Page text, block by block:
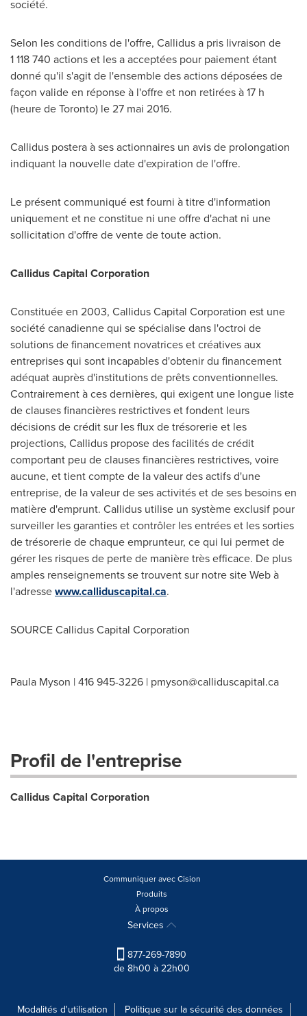
société.
Selon les conditions de l'offre, Callidus a pris livraison de
1 118 740 actions et les a acceptées pour paiement étant
donné qu'il s'agit de l'ensemble des actions déposées de
façon valide en réponse à l'offre et non retirées à 17 h
(heure deToronto) le 27 mai 2016.
Callidus postera à ses actionnaires un avis de prolongation
indiquant la nouvelle date d'expiration de l'offre.
Le présent communiqué est fourni à titre d'information
uniquement et ne constitue ni une offre d'achat ni une
sollicitation d'offre de vente de toute action.
Callidus Capital Corporation
Constituée en 2003, Callidus Capital Corporation est une
société canadienne qui se spécialise dans l'octroi de
solutions de financement novatrices et créatives aux
entreprises qui sont incapables d'obtenir du financement
adéquat auprès d'institutions de prêts conventionnelles.
Contrairement à ces dernières, qui exigent une longue liste
de clauses financières restrictives et fondent leurs
décisions de crédit sur les flux de trésorerie et les
projections, Callidus propose des facilités de crédit
comportant peu de clauses financières restrictives, voire
aucune, et tient compte de la valeur des actifs d'une
entreprise, de la valeur de ses activités et de ses besoins en
matière d'emprunt. Callidus utilise un système exclusif pour
surveiller les garanties et contrôler les entrées et les sorties
de trésorerie de chaque emprunteur, ce qui lui permet de
gérer les risques de perte de manière très efficace. De plus
amples renseignements se trouvent sur notre site Web à
l'adressewww.calliduscapital.ca.
SOURCE Callidus Capital Corporation
Paula Myson | 416 945-3226 | pmyson@calliduscapital.ca
Profil de l'entreprise
Callidus Capital Corporation
Communiquer avec Cision
Produits
À propos
Services
877-269-7890
de 8h00 à 22h00
Modalités d'utilisation Politique sur la sécurité des données